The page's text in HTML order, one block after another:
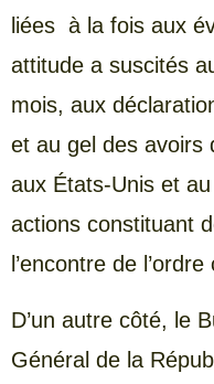
liées à la fois aux
attitude a suscités
mois, aux
et au gel des avoirs
aux États-Unis et
actions constituant
l’encontre de
D’un autre côté, le
Général de la